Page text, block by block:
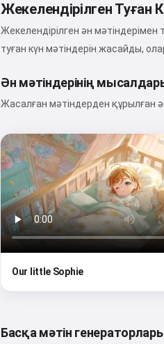
Жекелендірілген Туған
Жекелендірілген ән мәтіндерімен
туған күн мәтіндерін жасайды,
Ән мәтіндерінің
Жасалған мәтіндерден құрылған
Our little Sophie
Басқа мәтін